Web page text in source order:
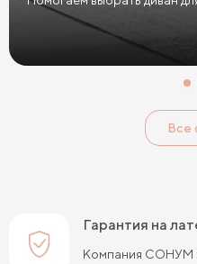
Тонкие мягкие матрасы
Односпальные матрасы
Односпальные пружинные
Пружинные матрасы 120 см
Все
Гарантия на
Компания СОНУМ